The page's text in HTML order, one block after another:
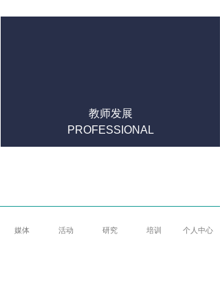
教师发展
PROFESSIONAL
DEVELOPMENT
媒体 活动 研究 培训 个人中心